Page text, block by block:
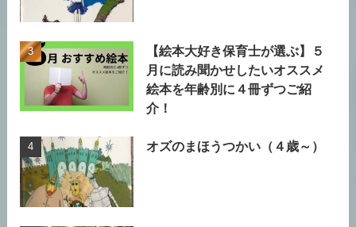
【絵本大好き保育士が選ぶ】５
月に読み聞かせしたいオススメ
絵本を年齢別に４冊ずつご紹
介！
オズのまほうつかい（４歳～）